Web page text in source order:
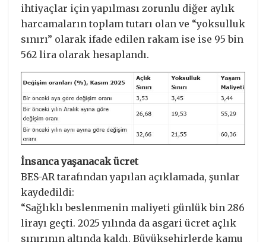
ihtiyaçlar için yapılması zorunlu diğer aylık
harcamaların toplam tutarı olan ve “yoksulluk
sınırı” olarak ifade edilen rakam ise ise 95 bin
562 lira olarak hesaplandı.
İnsanca yaşanacak ücret
BES-AR tarafından yapılan açıklamada, şunlar
kaydedildi:
“Sağlıklı beslenmenin maliyeti günlük bin 286
lirayı geçti. 2025 yılında da asgari ücret açlık
sınırının altında kaldı. Büyükşehirlerde kamu